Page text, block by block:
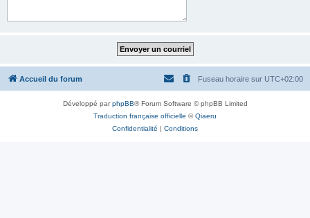
Accueil du forum Fuseau horaire sur UTC+02:00
Développé parphpBB® Forum Software © phpBB Limited
Traduction française officielle ©Qiaeru
Confidentialité | Conditions